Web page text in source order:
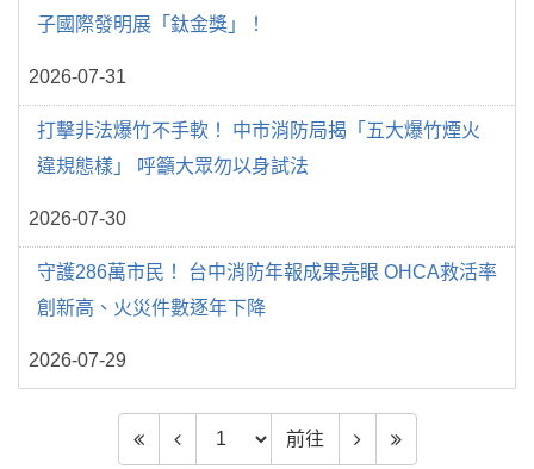
子國際發明展「鈦金獎」！
2026-07-31
打擊非法爆竹不手軟！ 中市消防局揭「五大爆竹煙火
違規態樣」 呼籲大眾勿以身試法
2026-07-30
守護286萬市民！ 台中消防年報成果亮眼 OHCA救活率
創新高、火災件數逐年下降
2026-07-29
前往頁數 前往